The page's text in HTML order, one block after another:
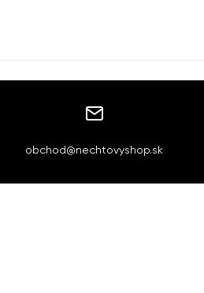
obchod@nechtovyshop.sk